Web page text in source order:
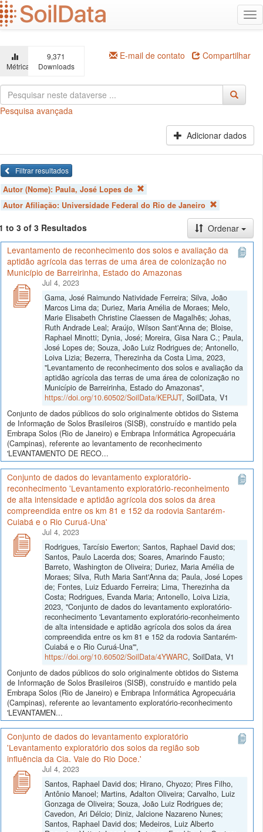
Ir
para
o
principal
Métricas
9,371
Downloads
E-mail de contato Compartilhar
Pesquisa avançada
Adicionar dados
Filtrar resultados
Autor (Nome): Paula, José Lopes de
Autor Afiliação: Universidade Federal do Rio de Janeiro
to 3 of 3 Resultados
Ordenar
Levantamento de reconhecimento dos solos e avaliação da
aptidão agrícola das terras de uma área de colonização no
Município de Barreirinha, Estado do Amazonas
Jul 4, 2023
Gama, José Raimundo Natividade Ferreira; Silva, João
Marcos Lima da; Duriez, Maria Amélia de Moraes; Melo,
Marie Elisabeth Christine Claessen de Magalhẽs; Johas,
Ruth Andrade Leal; Araújo, Wilson Sant'Anna de; Bloise,
Raphael Minotti; Dynia, José; Moreira, Gisa Nara C.; Paula,
José Lopes de; Souza, João Luiz Rodrigues de; Antonello,
Loiva Lizia; Bezerra, Therezinha da Costa Lima, 2023,
"Levantamento de reconhecimento dos solos e avaliação da
aptidão agrícola das terras de uma área de colonização no
Município de Barreirinha, Estado do Amazonas",
https://doi.org/10.60502/SoilData/KEPJJT, SoilData, V1
Conjunto de dados públicos do solo originalmente obtidos do Sistema
de Informação de Solos Brasileiros (SISB), construído e mantido pela
Embrapa Solos (Rio de Janeiro) e Embrapa Informática Agropecuária
(Campinas), referente ao levantamento de reconhecimento
'LEVANTAMENTO DE RECO...
Conjunto de dados do levantamento exploratório-
reconhecimento 'Levantamento exploratório-reconheimento
de alta intensidade e aptidão agrícola dos solos da área
compreendida entre os km 81 e 152 da rodovia Santarém-
Cuiabá e o Rio Curuá-Una'
Jul 4, 2023
Rodrigues, Tarcísio Ewerton; Santos, Raphael David dos;
Santos, Paulo Lacerda dos; Soares, Amarindo Fausto;
Barreto, Washington de Oliveira; Duriez, Maria Amélia de
Moraes; Silva, Ruth Maria Sant'Anna da; Paula, José Lopes
de; Fontes, Luiz Eduardo Ferreira; Lima, Therezinha da
Costa; Rodrigues, Evanda Maria; Antonello, Loiva Lizia,
2023, "Conjunto de dados do levantamento exploratório-
reconhecimento 'Levantamento exploratório-reconheimento
de alta intensidade e aptidão agrícola dos solos da área
compreendida entre os km 81 e 152 da rodovia Santarém-
Cuiabá e o Rio Curuá-Una'",
https://doi.org/10.60502/SoilData/4YWARC, SoilData, V1
Conjunto de dados públicos do solo originalmente obtidos do Sistema
de Informação de Solos Brasileiros (SISB), construído e mantido pela
Embrapa Solos (Rio de Janeiro) e Embrapa Informática Agropecuária
(Campinas), referente ao levantamento exploratório-reconhecimento
'LEVANTAMEN...
Conjunto de dados do levantamento exploratório
'Levantamento exploratório dos solos da região sob
influência da Cia. Vale do Rio Doce.'
Jul 4, 2023
Santos, Raphael David dos; Hirano, Chyozo; Pires Filho,
Antônio Manoel; Martins, Adalton Oliveira; Carvalho, Luiz
Gonzaga de Oliveira; Souza, João Luiz Rodrigues de;
Cavedon, Ari Délcio; Diniz, Jalcione Nazareno Nunes;
Santos, Raphael David dos; Medeiros, Luiz Alberto